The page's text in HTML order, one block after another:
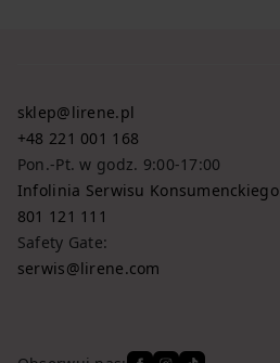
sklep@lirene.pl
+48 221 001 168
Pon.-Pt. w godz. 9:00-17:00
Infolinia Serwisu Konsumenckiego
801 121 111
Safety Gate:
serwis@lirene.com